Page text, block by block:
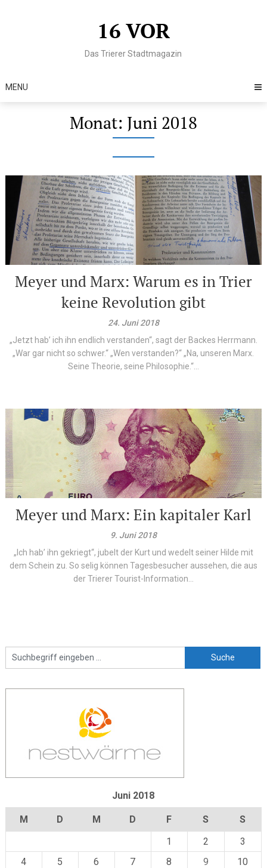
16 VOR
Das Trierer Stadtmagazin
MENU
Monat: Juni 2018
Meyer und Marx: Warum es in Trier
keine Revolution gibt
24. Juni 2018
„Jetzt hab’ ich ihn endlich verstanden“, sagt der Backes Herrmann.
„War gar nicht so schwer.“ „Wen verstanden?“ „Na, unseren Marx.
Seine Theorie, seine Philosophie.“...
Meyer und Marx: Ein kapitaler Karl
9. Juni 2018
„Ich hab’ ihn gekriegt“, jubelt der Kurt und wedelt seiner Hilde mit
dem Schein zu. So selig können Tagesbesucher aussehen, die aus
der Trierer Tourist-Information...
Juni 2018
M D M D F S
S
1
2
3
4
5 6 7 8 9
10